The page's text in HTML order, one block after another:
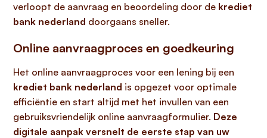
verloopt de aanvraag en beoordeling door de krediet
bank nederland doorgaans sneller.
Online aanvraagproces en goedkeuring
Het online aanvraagproces voor een lening bij een
krediet bank nederland is opgezet voor optimale
efficiëntie en start altijd met het invullen van een
gebruiksvriendelijk online aanvraagformulier. Deze
digitale aanpak versnelt de eerste stap van uw